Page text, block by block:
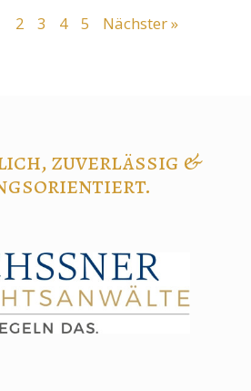
2 3 4 5 Nächster »
zuverlässig &